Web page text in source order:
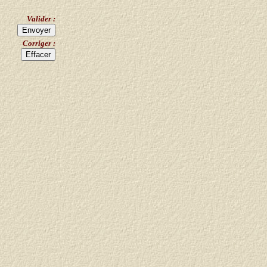
Valider :
Corriger :